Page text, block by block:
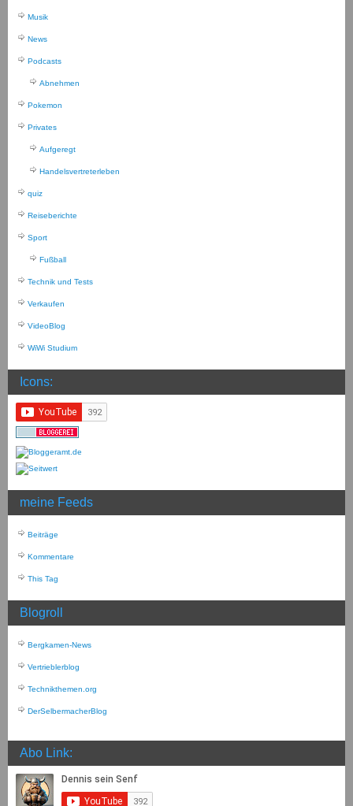
Musik
News
Podcasts
Abnehmen
Pokemon
Privates
Aufgeregt
Handelsvertreterleben
quiz
Reiseberichte
Sport
Fußball
Technik und Tests
Verkaufen
VideoBlog
WiWi Studium
Icons:
meine Feeds
Beiträge
Kommentare
This Tag
Blogroll
Bergkamen-News
Vertrieblerblog
Technikthemen.org
DerSelbermacherBlog
Abo Link: